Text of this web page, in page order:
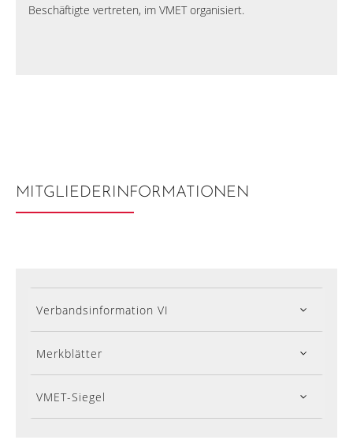
Beschäftigte vertreten, im VMET organisiert.
MITGLIEDER­INFORMATIONEN
Verbandsinformation VI
Merkblätter
VMET-Siegel